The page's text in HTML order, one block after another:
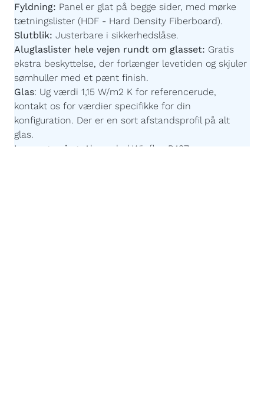
Fyldning: Panel er glat på begge sider, med mørke
tætningslister (HDF - Hard Density Fiberboard).
Slutblik: Justerbare i sikkerhedslåse.
Aluglaslister hele vejen rundt om glasset: Gratis
ekstra beskyttelse, der forlænger levetiden og skjuler
sømhuller med et pænt finish.
Glas: Ug værdi 1,15 W/m2 K for referencerude,
kontakt os for værdier specifikke for din
konfiguration. Der er en sort afstandsprofil på alt
glas.
Imprægnering:
Akzonobel Winflex P437.